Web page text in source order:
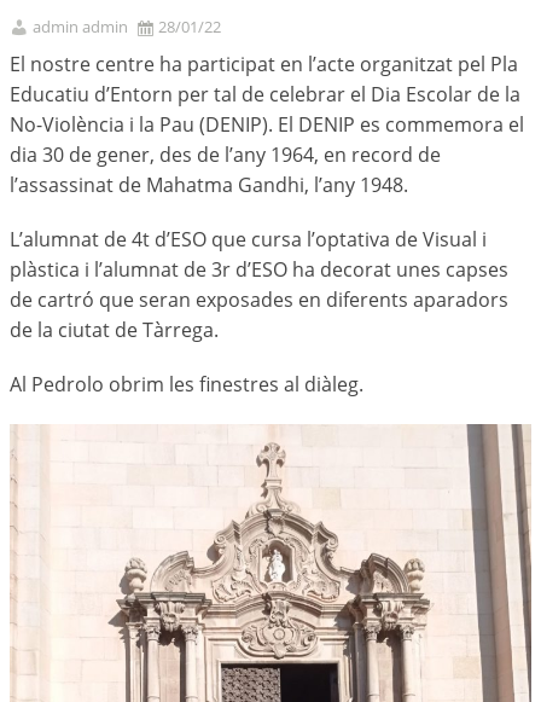
admin admin 28/01/22
El nostre centre ha participat en l’acte organitzat pel Pla
Educatiu d’Entorn per tal de celebrar el Dia Escolar de la
No-Violència i la Pau (DENIP). El DENIP es commemora el
dia 30 de gener, des de l’any 1964, en record de
l’assassinat de Mahatma Gandhi, l’any 1948.
L’alumnat de 4t d’ESO que cursa l’optativa de Visual i
plàstica i l’alumnat de 3r d’ESO ha decorat unes capses
de cartró que seran exposades en diferents aparadors
de la ciutat de Tàrrega.
Al Pedrolo obrim les finestres al diàleg.